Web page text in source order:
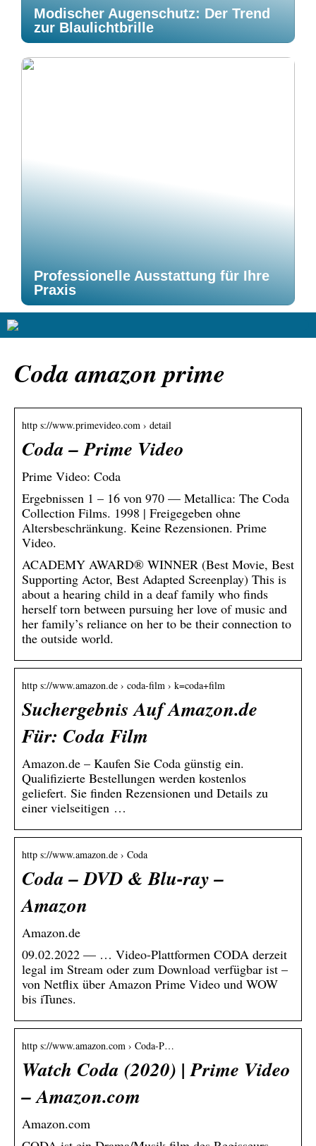
Modischer Augenschutz: Der Trend
zur Blaulichtbrille
Professionelle Ausstattung für Ihre
Praxis
Coda amazon prime
http s://www.primevideo.com › detail
Coda – Prime Video
Prime Video: Coda
Ergebnissen 1 – 16 von 970 — Metallica: The Coda
Collection Films. 1998 | Freigegeben ohne
Altersbeschränkung. Keine Rezensionen. Prime
Video.
ACADEMY AWARD® WINNER (Best Movie, Best
Supporting Actor, Best Adapted Screenplay) This is
about a hearing child in a deaf family who finds
herself torn between pursuing her love of music and
her family’s reliance on her to be their connection to
the outside world.
http s://www.amazon.de › coda-film › k=coda+film
Suchergebnis Auf Amazon.de
Für: Coda Film
Amazon.de – Kaufen Sie Coda günstig ein.
Qualifizierte Bestellungen werden kostenlos
geliefert. Sie finden Rezensionen und Details zu
einer vielseitigen …
http s://www.amazon.de › Coda
Coda – DVD & Blu-ray –
Amazon
Amazon.de
09.02.2022 — … Video-Plattformen CODA derzeit
legal im Stream oder zum Download verfügbar ist –
von Netflix über Amazon Prime Video und WOW
bis iTunes.
http s://www.amazon.com › Coda-P…
Watch Coda (2020) | Prime Video
– Amazon.com
Amazon.com